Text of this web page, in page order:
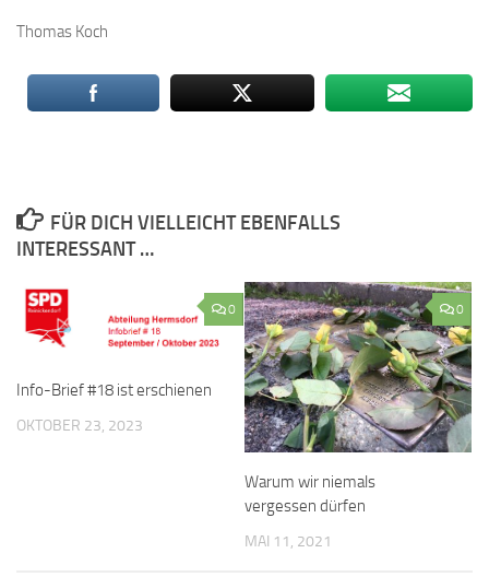
Thomas Koch
FÜR DICH VIELLEICHT EBENFALLS
INTERESSANT …
0
Info-Brief #18 ist erschienen
OKTOBER 23, 2023
0
Warum wir niemals
vergessen dürfen
MAI 11, 2021